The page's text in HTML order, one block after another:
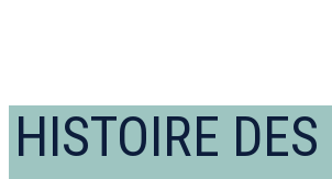
HISTOIRE DES